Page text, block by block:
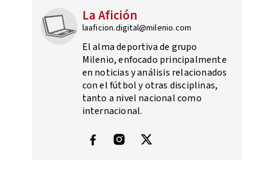
La Afición
laaficion.digital@milenio.com
El alma deportiva de grupo
Milenio, enfocado principalmente
en noticias y análisis relacionados
con el fútbol y otras disciplinas,
tanto a nivel nacional como
internacional.